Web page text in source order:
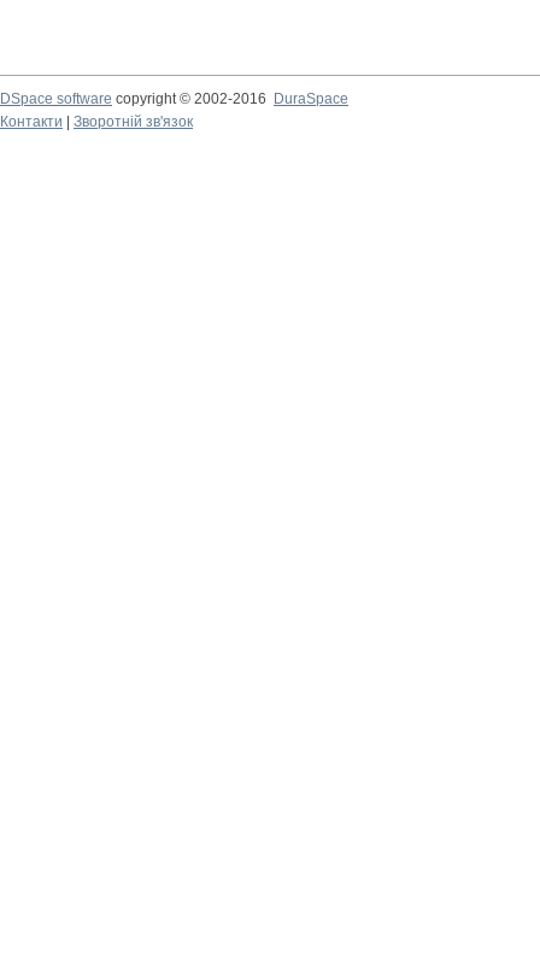
DSpace software copyright © 2002-2016
DuraSpace
Контакти
Зворотній зв'язок